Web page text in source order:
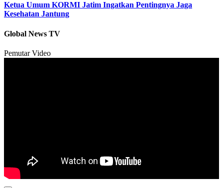
Ketua Umum KORMI Jatim Ingatkan Pentingnya Jaga
Kesehatan Jantung
Global News TV
Pemutar Video